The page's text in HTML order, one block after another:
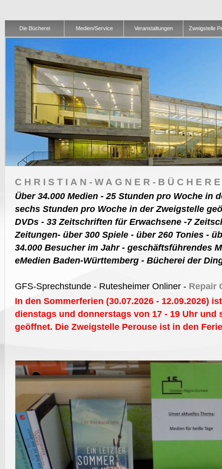
Die Bücherei Medien/Service Veranstaltungen Zweigstelle
CHRISTIAN-WAGNER-
Über 34.000 Medien - 25 Stunden pro Woche in
sechs Stunden pro Woche in der Zweigstelle
DVDs - 33 Zeitschriften für Erwachsene -7
Zeitungen- über 300 Spiele - über 260 Tonies -
34.000 Besucher im Jahr - geschäftsführendes
eMedien Baden-Württemberg - Bücherei der
GFS-Sprechstunde - Rutesheimer Onliner - Repair
In den Sommerferien (30.07.2026 - 12.09.2026)
dienstags und donnerstags von 17 - 19 Uhr und
geöffnet. Die Zweigstelle Perouse ist in den